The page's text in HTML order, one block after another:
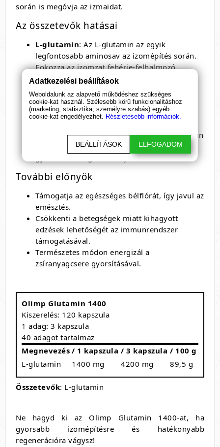
során is megóvja az izmaidat.
Az összetevők hatásai
L-glutamin: Az L-glutamin az egyik
legfontosabb aminosav az izomépítés során.
Fokozza az izomzat fehérje-felhalmozó
képességét, így ha fehérjét is fogyasztasz, az
még hatékonyabban épül be az izmaidba.
Emellett támogatja az immunrendszert,
csökkenti a fáradtságot, és javítja a
aminosav segít abban, hogy az edzéseid során
a legjobb formádat hozd, és az izmaid
gyorsabban regenerálódjanak.
További előnyök
Támogatja az egészséges bélflórát, így javul az
emésztés.
Csökkenti a betegségek miatt kihagyott
edzések lehetőségét az immunrendszer
támogatásával.
Természetes módon energizál a
zsíranyagcsere gyorsításával.
Olimp Glutamin 1400
Kiszerelés: 120 kapszula
1 adag: 3 kapszula
40 adagot tartalmaz
Megnevezés / 1 kapszula / 3 kapszula / 100 g
L-glutamin
1400 mg 4200 mg 89,5 g
Összetevők: L-glutamin
Ne hagyd ki az Olimp Glutamin 1400-at, ha
gyorsabb izomépítésre és hatékonyabb
regenerációra vágysz!
Adatkezelési beállítások
Weboldalunk az alapvető működéshez szükséges
cookie-kat használ. Szélesebb körű funkcionalitáshoz
(marketing, statisztika, személyre szabás) egyéb
cookie-kat engedélyezhet. Részletesebb információk.
BEÁLLÍTÁSOK ELFOGADOM